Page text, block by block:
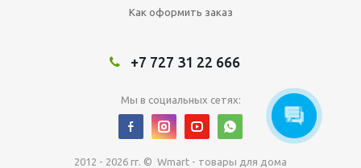
Как оформить заказ
+7 727 31 22 666
Мы в социальных сетях:
2012 - 2026 гг. © Wmart - товары для дома